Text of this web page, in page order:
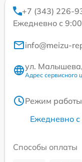
+7 (343) 226-
Ежедневно с
info@meizu-
ул.
Адрес сервисного
Режим
Ежедневно
Способы оплаты